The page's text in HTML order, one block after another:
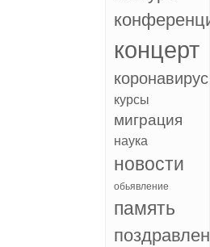
концерт
коронавирус
курсы
миграция
наука
новости
обьявление
память